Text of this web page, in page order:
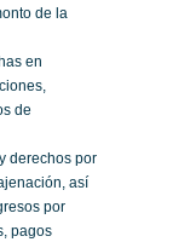
de la
en
de
derechos por
así
por
pagos